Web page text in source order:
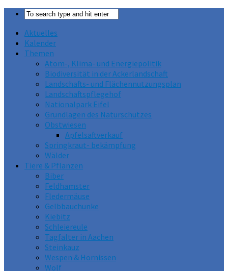
Aktuelles
Kalender
Themen
Atom-, Klima- und Energiepolitik
Biodiversität in der Ackerlandschaft
Landschafts- und Flächennutzungsplan
Landschaftspflegehof
Nationalpark Eifel
Grundlagen des Naturschutzes
Obstwiesen
Apfelsaftverkauf
Springkraut- bekämpfung
Wälder
Tiere & Pflanzen
Biber
Feldhamster
Fledermäuse
Gelbbauchunke
Kiebitz
Schleiereule
Tagfalter in Aachen
Steinkauz
Wespen & Hornissen
Wolf